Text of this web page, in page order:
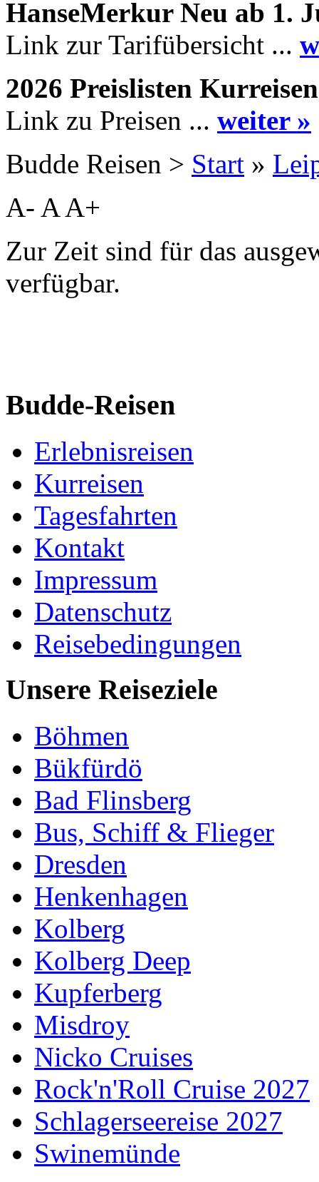
HanseMerkur Neu ab 1.
Link zur Tarifübersicht ...
2026 Preislisten Kurreisen
Link zu Preisen ... weiter »
Budde Reisen > Start »
A- A A+
Zur Zeit sind für das
verfügbar.
Budde-Reisen
Erlebnisreisen
Kurreisen
Tagesfahrten
Kontakt
Impressum
Datenschutz
Reisebedingungen
Unsere Reiseziele
Böhmen
Bükfürdö
Bad Flinsberg
Bus, Schiff & Flieger
Dresden
Henkenhagen
Kolberg
Kolberg Deep
Kupferberg
Misdroy
Nicko Cruises
Rock'n'Roll Cruise 2027
Schlagerseereise 2027
Swinemünde